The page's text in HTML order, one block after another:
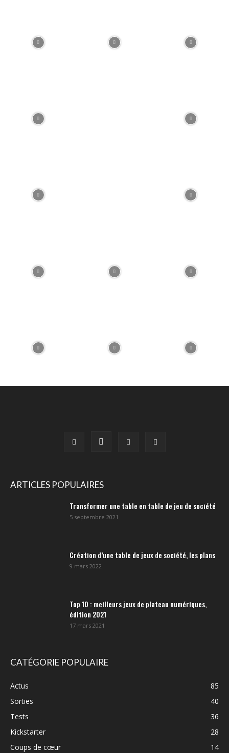
ARTICLES POPULAIRES
Transformer une table en table de jeu de société
5 septembre 2021
Création d’une table de jeux de société, les plans
9 mars 2022
Top 10 : meilleurs jeux de plateau numériques,
édition 2021
17 mars 2021
CATÉGORIE POPULAIRE
Actus
85
Sorties
40
Tests
36
Kickstarter
28
Coups de cœur
14